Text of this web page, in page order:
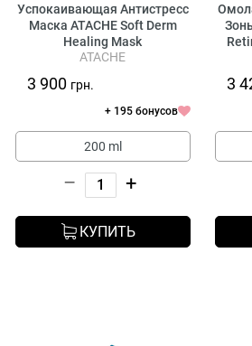
Успокаивающая Антистресс
Маска ATACHE Soft Derm
Healing Mask
ATACHE
3 900 грн.
+ 195 бонусов
200 ml
– +
КУПИТЬ
3